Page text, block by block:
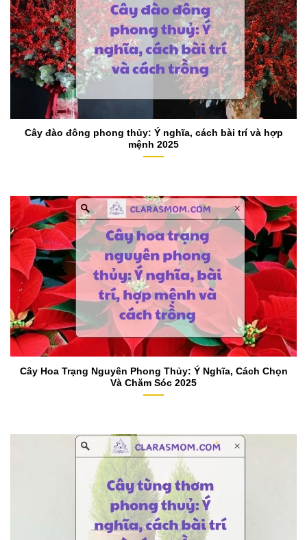
Cây đào đông phong thủy: Ý nghĩa, cách bài trí và hợp
mệnh 2025
Cây Hoa Trạng Nguyên Phong Thủy: Ý Nghĩa, Cách Chọn
Và Chăm Sóc 2025